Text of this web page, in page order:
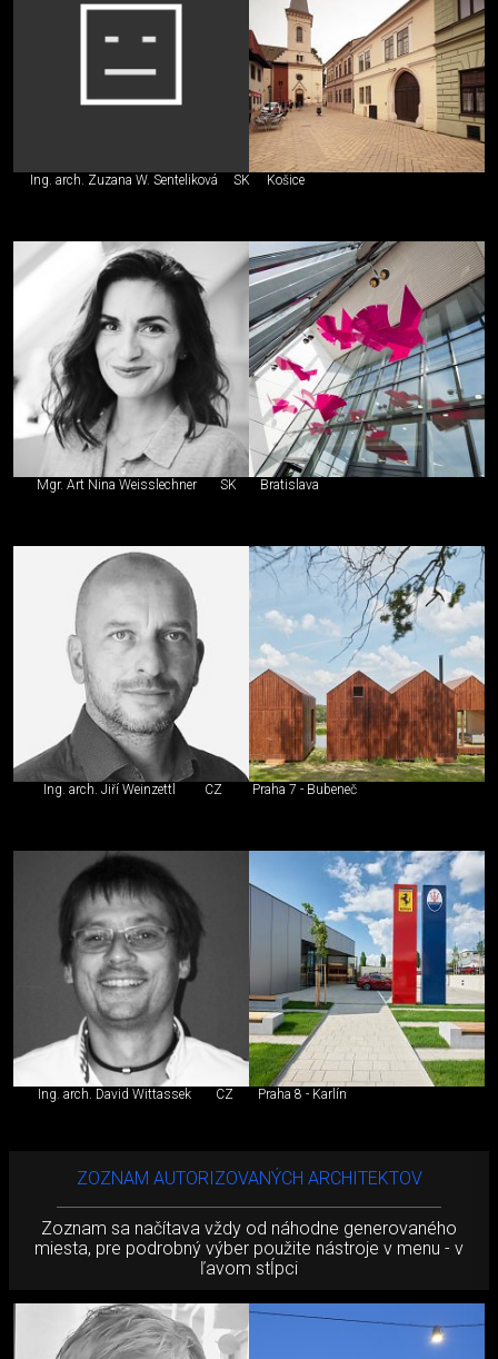
Ing. arch. Zuzana W. Senteliková SK Košice
Mgr. Art Nina Weisslechner SK Bratislava
Ing. arch. Jiří Weinzettl CZ Praha 7 - Bubeneč
Ing. arch. David Wittassek CZ Praha 8 - Karlín
ZOZNAM AUTORIZOVANÝCH ARCHITEKTOV
Zoznam sa načítava vždy od náhodne generovaného
miesta, pre podrobný výber použite nástroje v menu - v
ľavom stĺpci